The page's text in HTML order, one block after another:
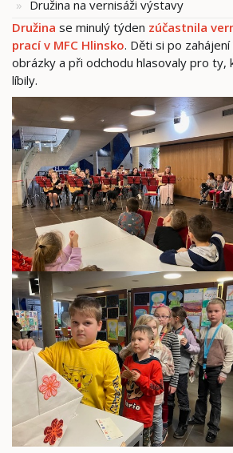
Družina na vernisáži výstavy
Družina se minulý týden zúčastnila
prací v MFC Hlinsko. Děti si po
obrázky a při odchodu hlasovaly pro ty,
líbily.